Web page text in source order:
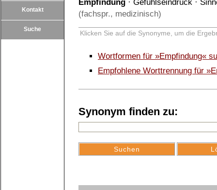
Kontakt
Suche
Empfindung · Gefühlseindruck ·
(fachspr., medizinisch)
Klicken Sie auf die Synonyme, um die
Wortformen für »Empfindung«
Empfohlene Worttrennung für
Synonym finden zu: